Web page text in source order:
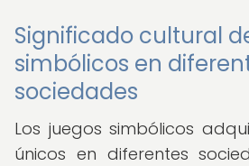
Significado cultural
simbólicos en
sociedades
Los juegos simbólicos
únicos en diferentes